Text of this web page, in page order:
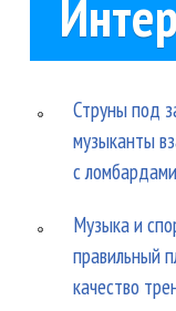
Струны под
музыканты
с ломбардами
Музыка и
правильный
качество